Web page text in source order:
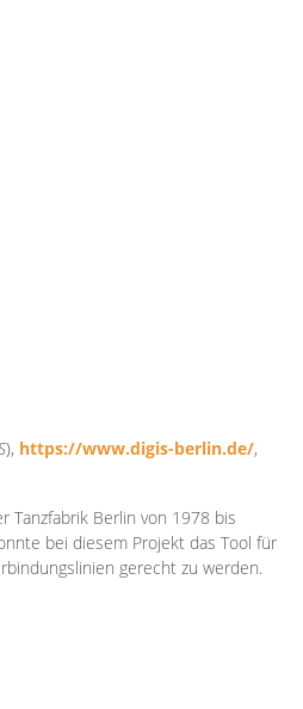
), https://www.digis-berlin.de/,
Tanzfabrik Berlin von 1978 bis
bei diesem Projekt das Tool für
gerecht zu werden.